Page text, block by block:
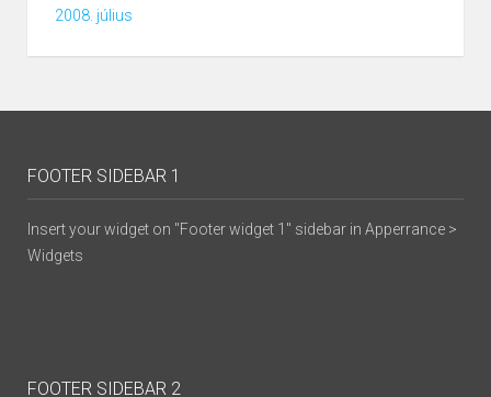
2008. július
FOOTER SIDEBAR 1
Insert your widget on "Footer widget 1" sidebar in Apperrance >
Widgets
FOOTER SIDEBAR 2